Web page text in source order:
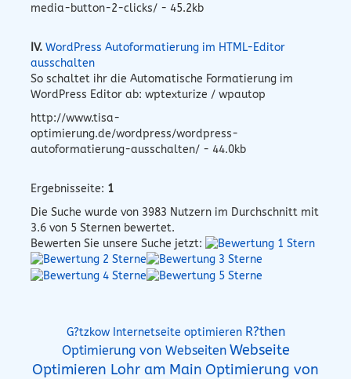
media-button-2-clicks/ - 45.2kb
IV. WordPress Autoformatierung im HTML-Editor
ausschalten
So schaltet ihr die Automatische Formatierung im
WordPress Editor ab: wptexturize / wpautop
http://www.tisa-
optimierung.de/wordpress/wordpress-
autoformatierung-ausschalten/ - 44.0kb
Ergebnisseite: 1
Die Suche wurde von 3983 Nutzern im Durchschnitt mit
3.6 von 5 Sternen bewertet.
Bewerten Sie unsere Suche jetzt:
G?tzkow Internetseite optimieren R?then
Optimierung von Webseiten Webseite
Optimieren Lohr am Main Optimierung von